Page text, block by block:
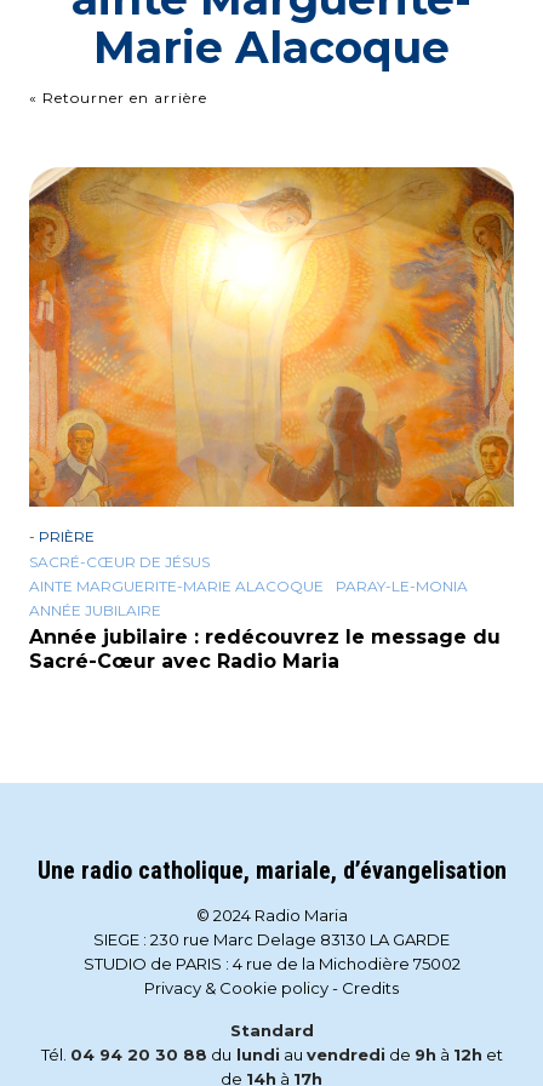
Marie Alacoque
« Retourner en arrière
- PRIÈRE
SACRÉ-CŒUR DE JÉSUS
AINTE MARGUERITE-MARIE ALACOQUE
PARAY-LE-MONIA
ANNÉE JUBILAIRE
Année jubilaire : redécouvrez le message du
Sacré-Cœur avec Radio Maria
Une radio catholique, mariale, d’évangelisation
© 2024 Radio Maria
SIEGE : 230 rue Marc Delage 83130 LA GARDE
STUDIO de PARIS : 4 rue de la Michodière 75002
Privacy & Cookie policy- Credits
Standard
Tél. 04 94 20 30 88 du lundi au vendredi de 9h à 12h et
de 14h à 17h